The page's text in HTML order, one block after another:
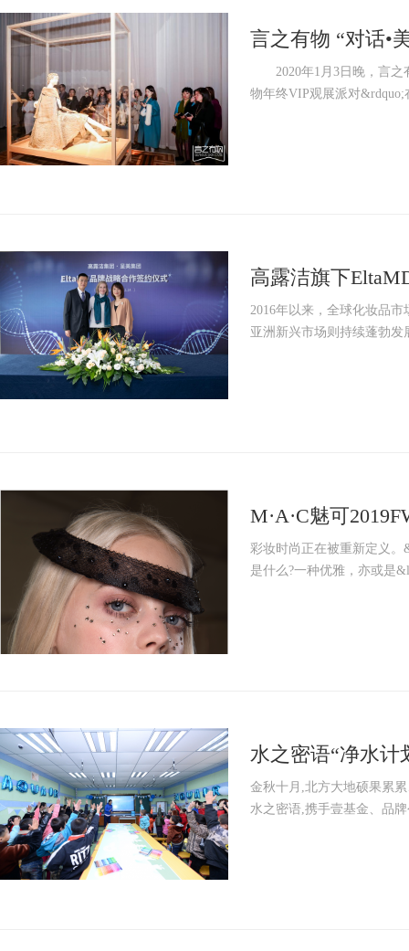
言之有物 “对话•
2020年1月3日晚，言之
物年终VIP观展派对
高露洁旗下
2016年以来，全球化妆品
亚洲新兴市场则持续蓬勃
M·A·C魅可
彩妆时尚正在被重新定义。
是什么?一种优雅，亦或是
水之密语“净水计
卷！
金秋十月,北方大地硕果累
水之密语,携手壹基金、品